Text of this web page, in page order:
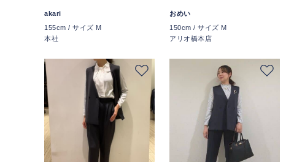
akari
155cm / サイズ M
本社
おめい
150cm / サイズ M
アリオ橋本店